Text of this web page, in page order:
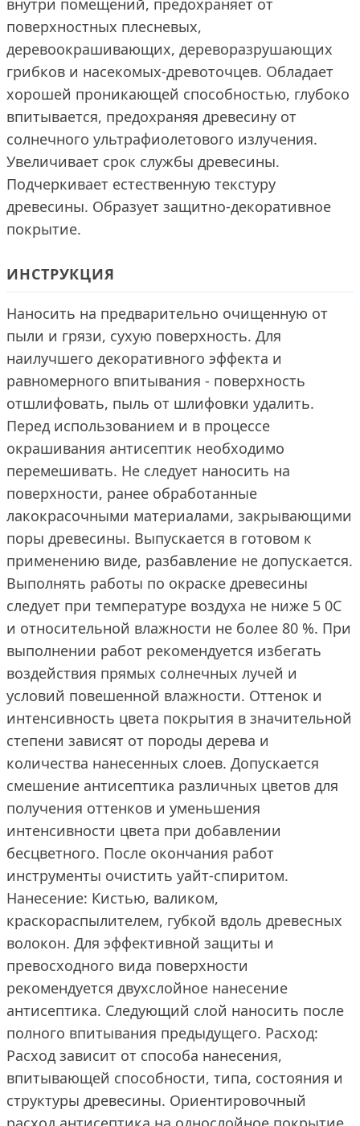
внутри помещений, предохраняет от
поверхностных плесневых,
деревоокрашивающих, дереворазрушающих
грибков и насекомых-древоточцев. Обладает
хорошей проникающей способностью, глубоко
впитывается, предохраняя древесину от
солнечного ультрафиолетового излучения.
Увеличивает срок службы древесины.
Подчеркивает естественную текстуру
древесины. Образует защитно-декоративное
покрытие.
ИНСТРУКЦИЯ
Наносить на предварительно очищенную от
пыли и грязи, сухую поверхность. Для
наилучшего декоративного эффекта и
равномерного впитывания - поверхность
отшлифовать, пыль от шлифовки удалить.
Перед использованием и в процессе
окрашивания антисептик необходимо
перемешивать. Не следует наносить на
поверхности, ранее обработанные
лакокрасочными материалами, закрывающими
поры древесины. Выпускается в готовом к
применению виде, разбавление не допускается.
Выполнять работы по окраске древесины
следует при температуре воздуха не ниже 5 0С
и относительной влажности не более 80 %. При
выполнении работ рекомендуется избегать
воздействия прямых солнечных лучей и
условий повешенной влажности. Оттенок и
интенсивность цвета покрытия в значительной
степени зависят от породы дерева и
количества нанесенных слоев. Допускается
смешение антисептика различных цветов для
получения оттенков и уменьшения
интенсивности цвета при добавлении
бесцветного. После окончания работ
инструменты очистить уайт-спиритом.
Нанесение: Кистью, валиком,
краскораспылителем, губкой вдоль древесных
волокон. Для эффективной защиты и
превосходного вида поверхности
рекомендуется двухслойное нанесение
антисептика. Следующий слой наносить после
полного впитывания предыдущего. Расход:
Расход зависит от способа нанесения,
впитывающей способности, типа, состояния и
структуры древесины. Ориентировочный